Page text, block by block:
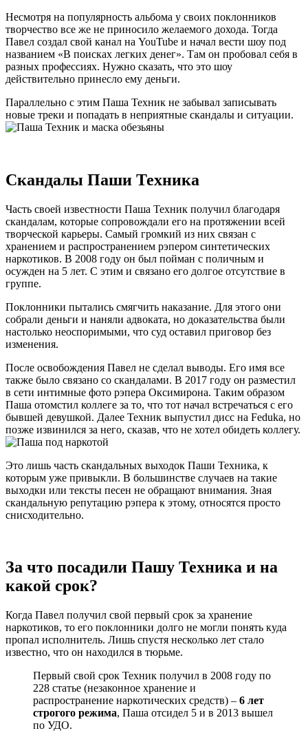
Несмотря на популярность альбома у своих поклонников
творчество все же не приносило желаемого дохода. Тогда
Павел создал свой канал на YouTube и начал вести шоу под
названием «В поисках легких денег». Там он пробовал себя в
разных профессиях. Нужно сказать, что это шоу
действительно принесло ему деньги.
Параллельно с этим Паша Техник не забывал записывать
новые треки и попадать в неприятные скандалы и ситуации.
Скандалы Паши Техника
Часть своей известности Паша Техник получил благодаря
скандалам, которые сопровождали его на протяжении всей
творческой карьеры. Самый громкий из них связан с
хранением и распространением рэпером синтетических
наркотиков. В 2008 году он был пойман с поличным и
осужден на 5 лет. С этим и связано его долгое отсутствие в
группе.
Поклонники пытались смягчить наказание. Для этого они
собрали деньги и наняли адвоката, но доказательства были
настолько неоспоримыми, что суд оставил приговор без
изменения.
После освобождения Павел не сделал выводы. Его имя все
также было связано со скандалами. В 2017 году он разместил
в сети интимные фото рэпера Оксимирона. Таким образом
Паша отомстил коллеге за то, что тот начал встречаться с его
бывшей девушкой. Далее Техник выпустил дисс на Fedukа, но
позже извинился за него, сказав, что не хотел обидеть коллегу.
Это лишь часть скандальных выходок Паши Техника, к
которым уже привыкли. В большинстве случаев на такие
выходки или тексты песен не обращают внимания. Зная
скандальную репутацию рэпера к этому, относятся просто
снисходительно.
За что посадили Пашу Техника и на
какой срок?
Когда Павел получил свой первый срок за хранение
наркотиков, то его поклонники долго не могли понять куда
пропал исполнитель. Лишь спустя несколько лет стало
известно, что он находился в тюрьме.
Первый свой срок Техник получил в 2008 году по
228 статье (незаконное хранение и
распространение наркотических средств) – 6 лет
строгого режима, Паша отсидел 5 и в 2013 вышел
по УДО.